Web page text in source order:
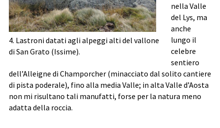
4. Lastroni datati agli alpeggi alti del vallone
di San Grato (Issime).
nella Valle
del Lys, ma
anche
lungo il
celebre
sentiero
dell’Alleigne di Champorcher (minacciato dal solito cantiere
di pista poderale), fino alla media Valle; in alta Valle d’Aosta
non mi risultano tali manufatti, forse per la natura meno
adatta della roccia.